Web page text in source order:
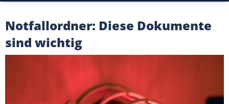
Notfallordner: Diese Dokumente
sind wichtig